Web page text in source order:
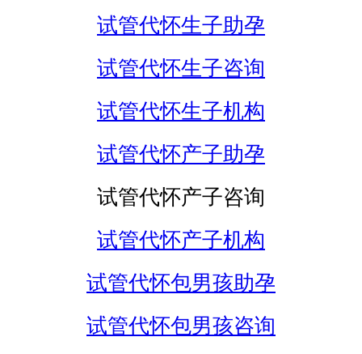
试管代怀生子助孕
试管代怀生子咨询
试管代怀生子机构
试管代怀产子助孕
试管代怀产子咨询
试管代怀产子机构
试管代怀包男孩助孕
试管代怀包男孩咨询